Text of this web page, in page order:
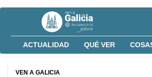
ACTUALIDAD QUÉ VER
VEN A GALICIA